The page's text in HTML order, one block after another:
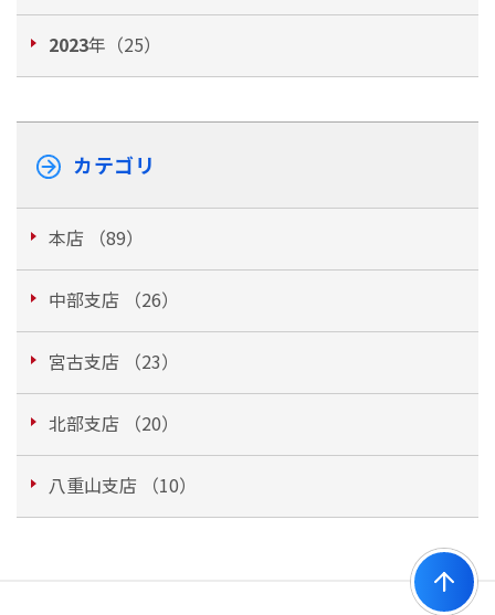
2023年（25）
カテゴリ
本店 （89）
中部支店 （26）
宮古支店 （23）
北部支店 （20）
八重山支店 （10）